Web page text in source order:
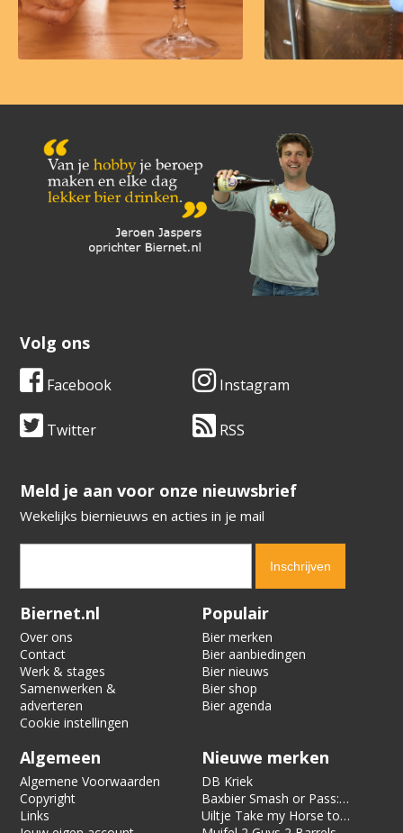
Volg ons
Facebook Instagram
Twitter RSS
​​​​​​​Meld je aan voor onze nieuwsbrief
Wekelijks biernieuws en acties in je mail
Verification code:
Biernet.nl
Over ons
Contact
Werk & stages
Samenwerken &
adverteren
Cookie instellingen
Populair
Bier merken
Bier aanbiedingen
Bier nieuws
Bier shop
Bier agenda
Algemeen
Algemene Voorwaarden
Copyright
Links
Nieuwe merken
DB Kriek
Baxbier Smash or Pass:
Strata
Uiltje Take my Horse to